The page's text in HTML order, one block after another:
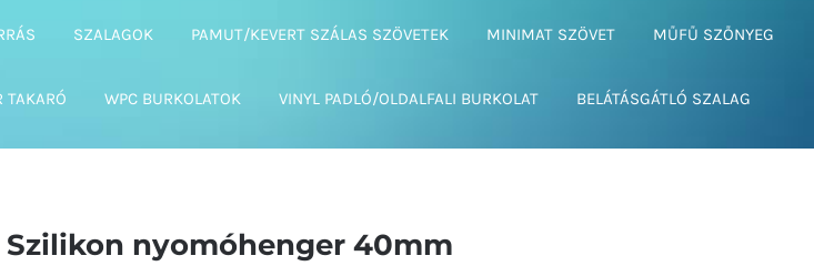
SZALAGOK PAMUT/KEVERT SZÁLAS SZÖVETEK MINIMAT SZÖVET MŰFŰ SZŐNYEG
TAKARÓ WPC BURKOLATOK VINYL PADLÓ/OLDALFALI BURKOLAT BELÁTÁSGÁTLÓ SZALAG
Szilikon nyomóhenger 40mm